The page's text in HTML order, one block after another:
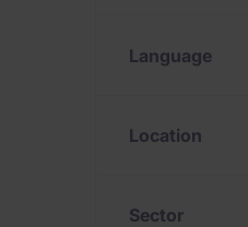
Language
Location
Sector